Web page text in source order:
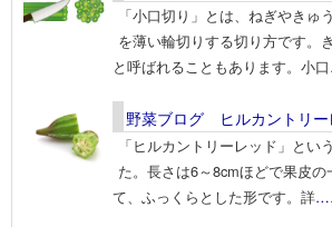
「小口切り」とは、ねぎやきゅ
を薄い輪切りする切り方です。
と呼ばれることもあります。小口
野菜ブログ ヒルカントリー
「ヒルカントリーレッド」とい
た。長さは6～8cmほどで果皮
て、ふっくらとした形です。詳